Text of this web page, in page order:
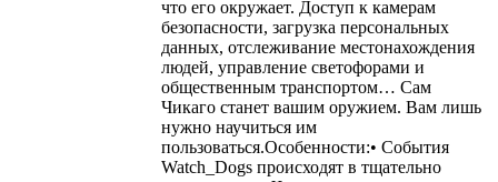
что его окружает. Доступ к камерам
безопасности, загрузка персональных
данных, отслеживание местонахождения
людей, управление светофорами и
общественным транспортом… Сам
Чикаго станет вашим оружием. Вам лишь
нужно научиться им
пользоваться.Особенности:• События
Watch_Dogs происходят в тщательно